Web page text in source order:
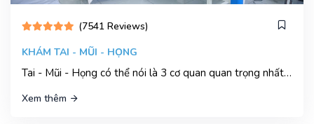
(7541 Reviews)
KHÁM TAI - MŨI - HỌNG
Tai - Mũi - Họng có thể nói là 3 cơ quan quan trọng nhất của hệ hô hấp và các giác quan, nó đóng vai trò thiết yếu trong việc bảo vệ cơ thể...
Xem thêm